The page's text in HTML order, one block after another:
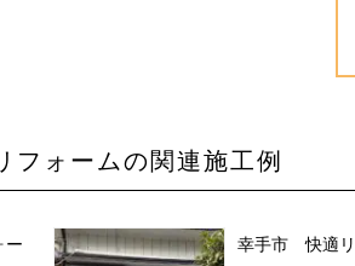
フォームの関連施工例
ー
幸手市 快適